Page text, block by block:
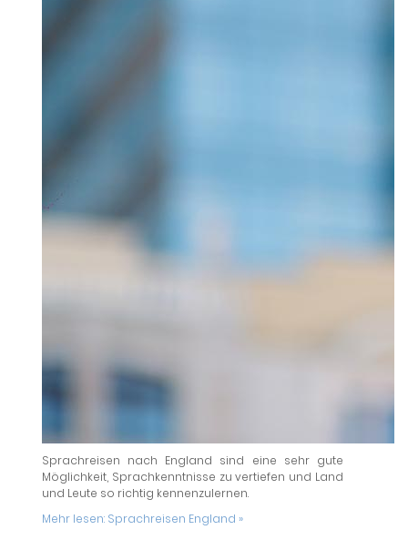
Sprachreisen nach England sind eine sehr gute
Möglichkeit, Sprachkenntnisse zu vertiefen und Land
und Leute so richtig kennenzulernen.
Mehr lesen: Sprachreisen England »